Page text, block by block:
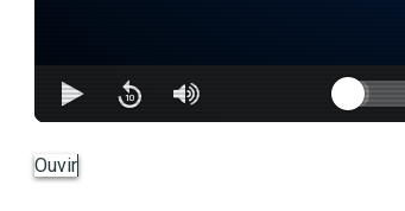
Ouvir